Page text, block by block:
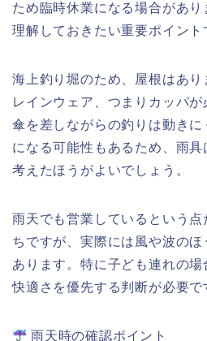
ため臨時休業になる場合があ
理解しておきたい重要ポイント
海上釣り堀のため、屋根はあり
レインウェア、つまりカッパが
傘を差しながらの釣りは動き
になる可能性もあるため、雨
考えたほうがよいでしょう。
雨天でも営業しているという
ちですが、実際には風や波の
あります。特に子ども連れの場
快適さを優先する判断が必要で
雨天時の確認ポイント